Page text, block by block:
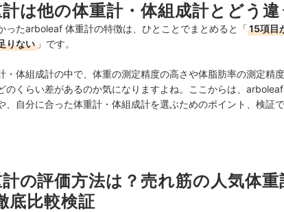
は他の体重計・体組成計とどう違
ったarboleaf 体重計の特徴は、ひとことでまとめると「15項目
りない 」です。
・体組成計の中で、体重の測定精度の高さや体脂肪率の測定精
のくらい差があるのか気になりますよね。ここからは、
、自分に合った体重計・体組成計を選ぶためのポイント、検証
の評価方法は？売れ筋の人気体重
底比較検証